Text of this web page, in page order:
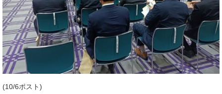
(10/6ポスト)